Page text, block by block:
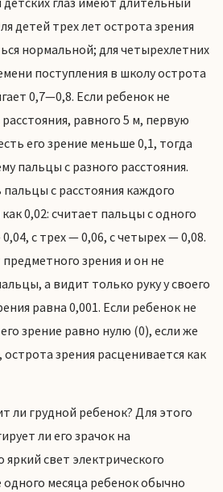
детей трех лет острота зрения
нормальной; для четырехлетних
поступления в школу острота
0,7—0,8. Если ребенок не
равного 5 м, первую
его зрение меньше 0,1, тогда
пальцы с разного расстояния.
с расстояния каждого
0,02: считает пальцы с одного
с трех — 0,06, с четырех — 0,08.
зрения и он не
а видит только руку у своего
равна 0,001. Если ребенок не
зрение равно нулю (0), если же
зрения расценивается как
ли грудной ребенок? Для этого
ли его зрачок на
свет электрического
месяца ребенок обычно